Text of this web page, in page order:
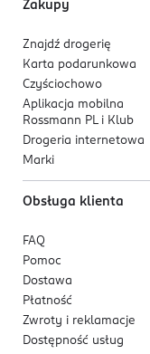
miejsc
Zakupy
Znajdź drogerię
Karta podarunkowa
Czyściochowo
Aplikacja mobilna
Rossmann PL i Klub
Drogeria internetowa
Marki
Obsługa klienta
FAQ
Pomoc
Dostawa
Płatność
Zwroty i reklamacje
Dostępność usług